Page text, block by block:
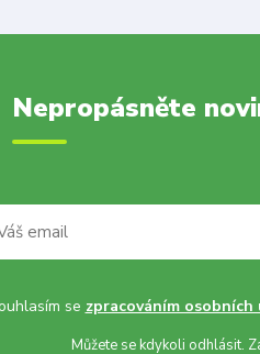
Nepropásněte
se zpracováním osobních
Můžete se kdykoli odhlásit.